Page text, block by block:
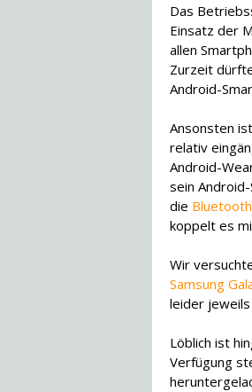
Das
Einsatz der
allen
Zurzeit
Android-
Ansonsten
relativ
Android-
sein
die Bluetooth
koppelt es
Wir
Samsung
leider
Löblich ist
Verfügung